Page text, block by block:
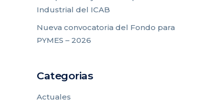
Industrial del ICAB
Nueva convocatoria del Fondo para
PYMES – 2026
Categorias
Actuales